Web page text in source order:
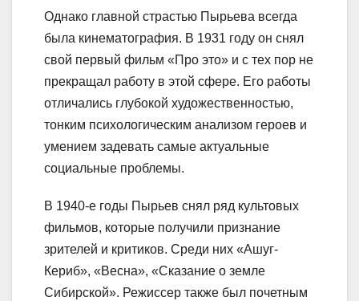
Однако главной страстью Пырьева всегда
была кинематография. В 1931 году он снял
свой первый фильм «Про это» и с тех пор не
прекращал работу в этой сфере. Его работы
отличались глубокой художественностью,
тонким психологическим анализом героев и
умением задевать самые актуальные
социальные проблемы.
В 1940-е годы Пырьев снял ряд культовых
фильмов, которые получили признание
зрителей и критиков. Среди них «Ашуг-
Кериб», «Весна», «Сказание о земле
Сибирской». Режиссер также был почетным